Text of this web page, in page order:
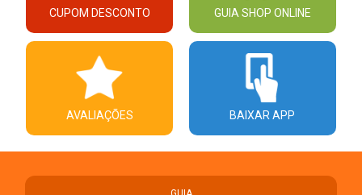
CUPOM DESCONTO GUIA SHOP ONLINE
AVALIAÇÕES BAIXAR APP